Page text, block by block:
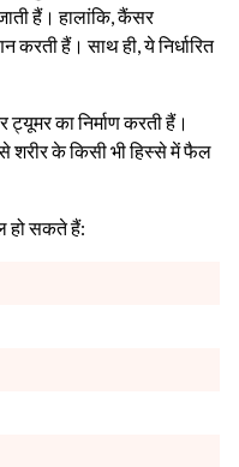
हैं। हालांकि, कैंसर
हैं। साथ ही, ये निर्धारित
का निर्माण करती हैं।
के किसी भी हिस्से में फैल
हो सकते हैं: